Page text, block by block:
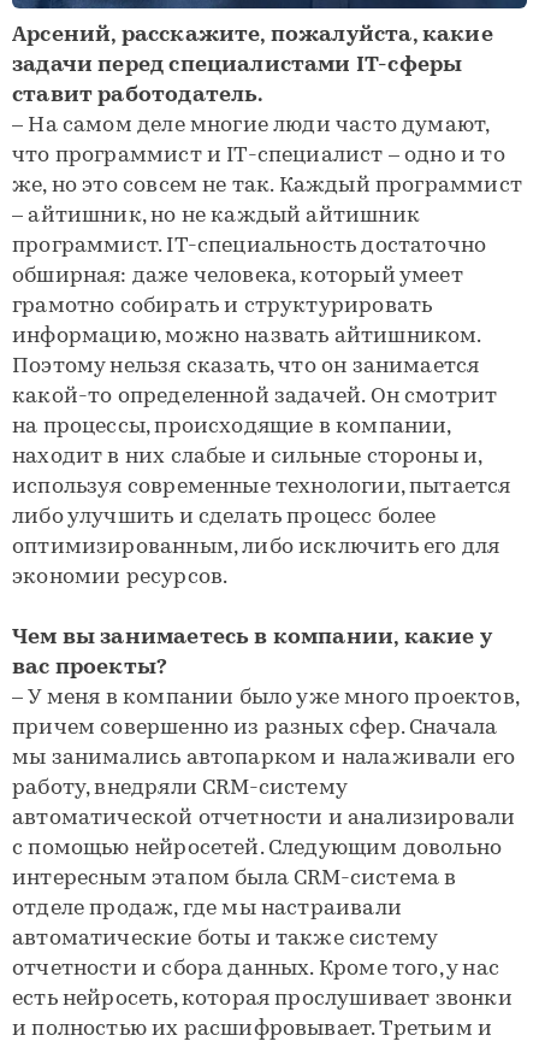
Арсений, расскажите, пожалуйста, какие
задачи перед специалистами IT-сферы
ставит работодатель.
– На самом деле многие люди часто думают,
что программист и IT-специалист – одно и то
же, но это совсем не так. Каждый программист
– айтишник, но не каждый айтишник
программист. IT-специальность достаточно
обширная: даже человека, который умеет
грамотно собирать и структурировать
информацию, можно назвать айтишником.
Поэтому нельзя сказать, что он занимается
какой-то определенной задачей. Он смотрит
на процессы, происходящие в компании,
находит в них слабые и сильные стороны и,
используя современные технологии, пытается
либо улучшить и сделать процесс более
оптимизированным, либо исключить его для
экономии ресурсов.
Чем вы занимаетесь в компании, какие у
вас проекты?
– У меня в компании было уже много проектов,
причем совершенно из разных сфер. Сначала
мы занимались автопарком и налаживали его
работу, внедряли CRM-систему
автоматической отчетности и анализировали
с помощью нейросетей. Следующим довольно
интересным этапом была CRM-система в
отделе продаж, где мы настраивали
автоматические боты и также систему
отчетности и сбора данных. Кроме того, у нас
есть нейросеть, которая прослушивает звонки
и полностью их расшифровывает. Третьим и